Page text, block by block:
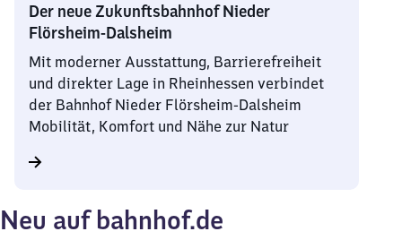
Der neue Zukunftsbahnhof Nieder
Flörsheim-Dalsheim
Mit moderner Ausstattung, Barrierefreiheit
und direkter Lage in Rheinhessen verbindet
der Bahnhof Nieder Flörsheim-Dalsheim
Mobilität, Komfort und Nähe zur Natur
Neu auf bahnhof.de